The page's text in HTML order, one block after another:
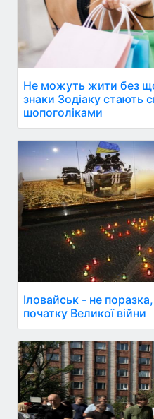
Не можуть жити без
знаки Зодіаку стають
шопоголіками
Іловайськ - не
початку Великої війни